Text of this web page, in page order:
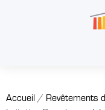
Accueil / Revêtements